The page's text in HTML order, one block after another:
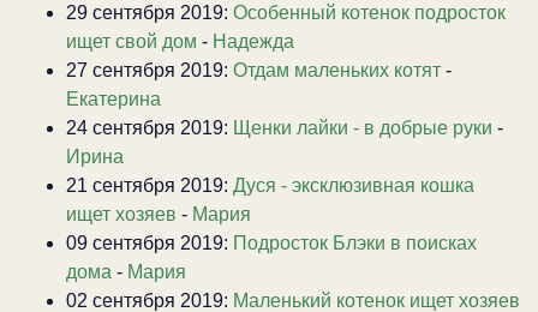
29 сентября 2019: Особенный котенок подросток
ищет свой дом - Надежда
27 сентября 2019: Отдам маленьких котят -
Екатерина
24 сентября 2019: Щенки лайки - в добрые руки -
Ирина
21 сентября 2019: Дуся - эксклюзивная кошка
ищет хозяев - Мария
09 сентября 2019: Подросток Блэки в поисках
дома - Мария
02 сентября 2019: Маленький котенок ищет хозяев